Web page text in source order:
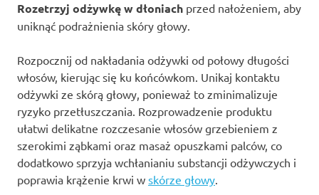
Rozetrzyj odżywkę w dłoniach przed nałożeniem, aby
uniknąć podrażnienia skóry głowy.
Rozpocznij od nakładania odżywki od połowy długości
włosów, kierując się ku końcówkom. Unikaj kontaktu
odżywki ze skórą głowy, ponieważ to zminimalizuje
ryzyko przetłuszczania. Rozprowadzenie produktu
ułatwi delikatne rozczesanie włosów grzebieniem z
szerokimi ząbkami oraz masaż opuszkami palców, co
dodatkowo sprzyja wchłanianiu substancji odżywczych i
poprawia krążenie krwi w skórze głowy.